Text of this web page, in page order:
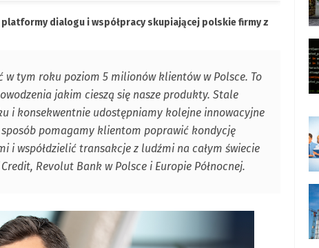
dialogu i współpracy skupiającej polskie firmy z
tym roku poziom 5 milionów klientów w Polsce. To
jakim cieszą się nasze produkty. Stale
i konsekwentnie udostępniamy kolejne innowacyjne
sposób pomagamy klientom poprawić kondycję
i współdzielić transakcje z ludźmi na całym świecie
Revolut Bank w Polsce i Europie Północnej.